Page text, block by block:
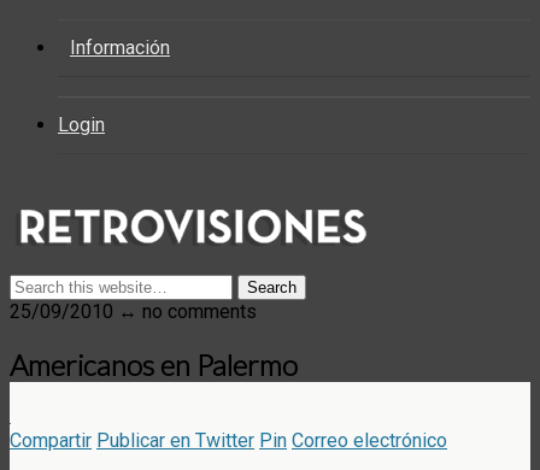
Información
Login
25/09/2010 ↔ no comments
Americanos en Palermo
Compartir Publicar en Twitter Pin Correo electrónico